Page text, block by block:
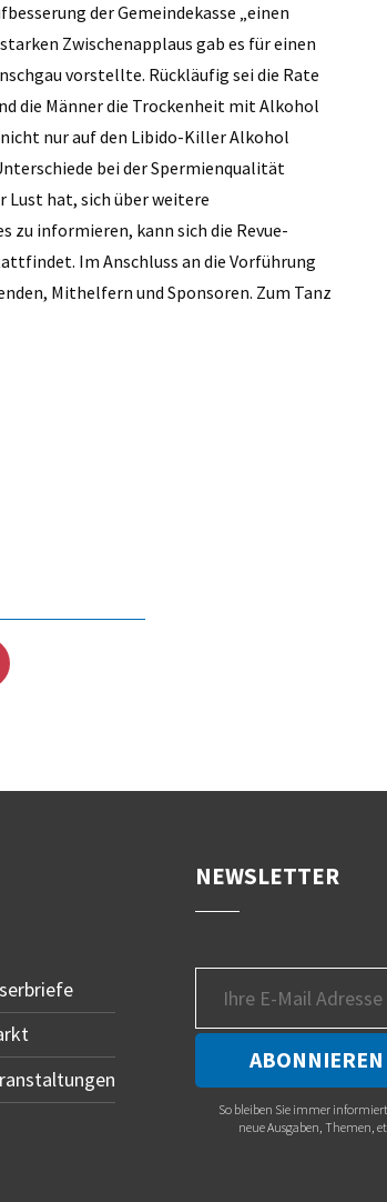
der Gemeindekasse „einen
Zwischenapplaus gab es für einen
vorstellte. Rückläufig sei die Rate
die Männer die Trockenheit mit Alkohol
nur auf den Libido-Killer Alkohol
bei der Spermienqualität
Lust hat, sich über weitere
zu informieren, kann sich die Revue-
Im Anschluss an die Vorführung
Mithelfern und Sponsoren. Zum Tanz
NEWSLETTER
So bleiben Sie immer
neue Ausgaben, Themen,